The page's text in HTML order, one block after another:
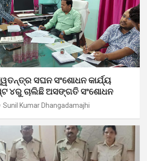
ସଘନ ସଂଶୋଧନ କାର୍ଯ୍ୟ
୪ରୁ ଚାଲିଛି ଅସଙ୍ଗତି ସଂଶୋଧନ
Sunil Kumar Dhangadamajhi